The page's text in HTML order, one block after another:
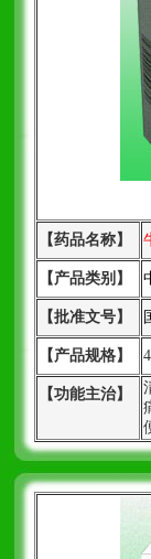
【药品名称】
【产品类别】
【批准文号】
【产品规格】
【功能主治】